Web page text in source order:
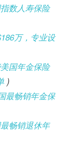
数人寿保险
万，专业设
国年金保险
)
最畅销年金保
畅销退休年